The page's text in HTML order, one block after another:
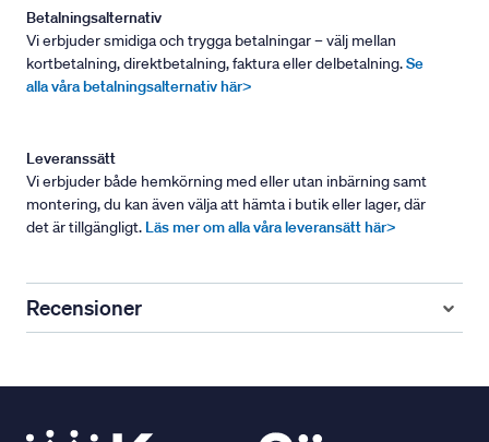
Betalningsalternativ
Vi erbjuder smidiga och trygga betalningar – välj mellan
kortbetalning, direktbetalning, faktura eller delbetalning.Se
alla våra betalningsalternativ här>
Leveranssätt
Vi erbjuder både hemkörning med eller utan inbärning samt
montering, du kan även välja att hämta i butik eller lager, där
det är tillgängligt. Läs mer om alla våra leveransätt här>
Recensioner